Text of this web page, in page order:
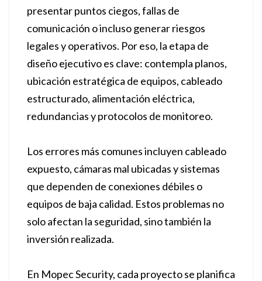
presentar puntos ciegos, fallas de
comunicación o incluso generar riesgos
legales y operativos. Por eso, la etapa de
diseño ejecutivo es clave: contempla planos,
ubicación estratégica de equipos, cableado
estructurado, alimentación eléctrica,
redundancias y protocolos de monitoreo.
Los errores más comunes incluyen cableado
expuesto, cámaras mal ubicadas y sistemas
que dependen de conexiones débiles o
equipos de baja calidad. Estos problemas no
solo afectan la seguridad, sino también la
inversión realizada.
En Mopec Security, cada proyecto se planifica